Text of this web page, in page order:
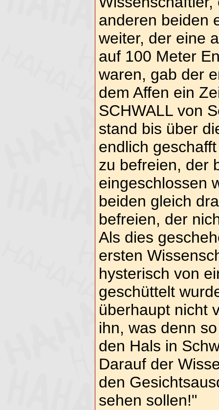
anderen beiden
weiter, der eine
auf 100 Meter
waren, gab der
dem Affen ein
SCHWALL von
stand bis über
endlich
zu befreien, der
eingeschlossen
beiden gleich
befreien, der
Als dies
ersten
hysterisch von
geschüttelt
überhaupt nicht
ihn, was denn
den Hals in
Darauf der
den
sehen sollen!"